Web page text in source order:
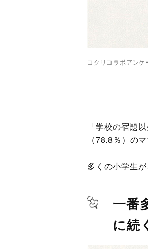
コクリコラボアンケ
「学校の宿題
（78.8％）の
多くの小学生
一番
に続